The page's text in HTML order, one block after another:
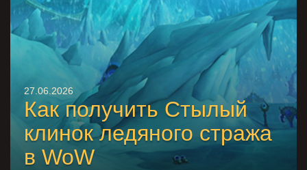
27.06.2026
Как получить Стылый
клинок ледяного стража
в WoW